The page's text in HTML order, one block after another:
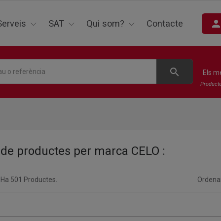
SAT Qui som? Contacte person
search Els
productes per marca CELO :
501 Productes.